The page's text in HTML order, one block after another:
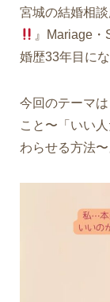
宮城の結婚相
』Mariage
婚歴33年目に
今回のテーマは
こと〜「いい
わらせる方法